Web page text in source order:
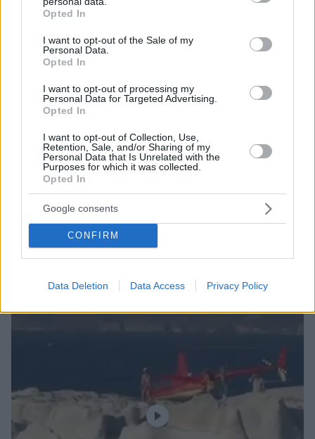
grant or deny consent to Google and its third-party tags to
use your data for below specified purposes in below Google
consent section.
Opted In
I want to opt-out of the Sale of my
Personal Data.
Opted In
I want to opt-out of processing my
Personal Data for Targeted Advertising.
Opted In
I want to opt-out of Collection, Use,
Retention, Sale, and/or Sharing of my
Personal Data that Is Unrelated with the
Purposes for which it was collected.
Opted In
Google consents
CONFIRM
Data Deletion Data Access Privacy Policy
Πώς ο Μέγας Αλέξανδρος συνέτριψε τους Ιλλυριούς:
Θάλασσα για δισεκατομμυριούχους: Πώς θα κινηθεί η
πριν 38 λεπτά
Σαλμονέλα: 6 τρόφιμα που χρειάζονται τη μεγαλύτερη
κίνδυνο
πριν 38 λεπτά
ΔΕΙΤΕ ΟΛΕΣ ΤΙΣ ΕΙΔΗΣΕΙΣ
ΤΑ ΠΙΟ ΔΗΜΟΦΙΛΗ